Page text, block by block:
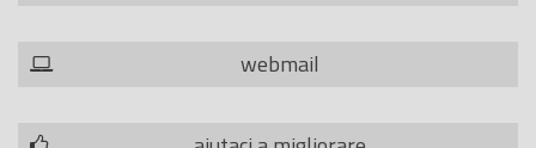
webmail